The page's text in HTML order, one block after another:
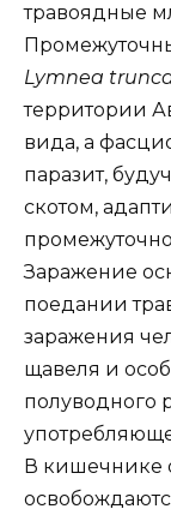
травоядные
Lymnea
территории
вида, а
паразит,
скотом,
Заражение
поедании
заражения
щавеля и
полуводного
В кишечнике